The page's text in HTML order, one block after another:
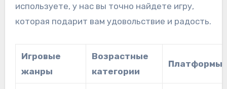
используете, у нас вы точно найдете игру,
которая подарит вам удовольствие и радость.
Игровые
жанры
Возрастные
категории
Платформы